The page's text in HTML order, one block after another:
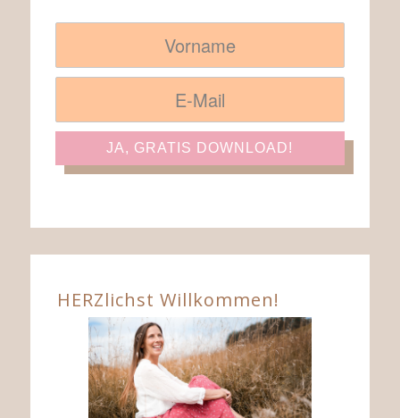
HERZlichst Willkommen!